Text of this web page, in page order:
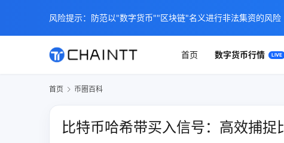
首页 数字货币行情
首页 币圈百科
比特币哈希带买入信号：高效捕捉
风险提示：防范以"数字货币""区块链"名义进行非法集资的风险